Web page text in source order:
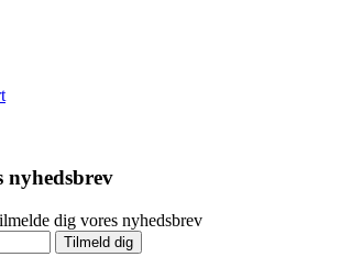
nyhedsbrev
dig vores nyhedsbrev
Tilmeld dig